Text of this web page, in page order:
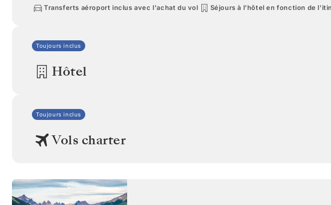
Transferts aéroport inclus avec l'achat du vol Séjours à l'hôtel en fonction de
Toujours inclus
Hôtel
Toujours inclus
Vols charter